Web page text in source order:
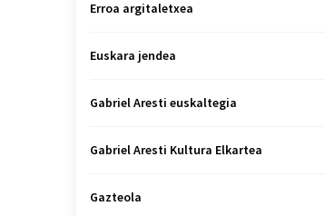
Erroa argitaletxea
Euskara jendea
Gabriel Aresti euskaltegia
Gabriel Aresti Kultura Elkartea
Gazteola